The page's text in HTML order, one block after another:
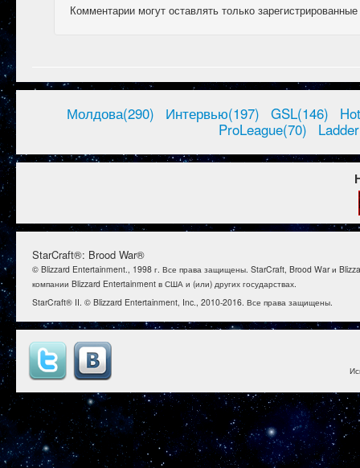
Комментарии могут оставлять только
Молдова(290) Интервью(197) GSL(146)
ProLeague(70)
StarCraft®: Brood War®
© Blizzard Entertainment., 1998 г. Все права защищены. StarCraft, Brood War и
компании Blizzard Entertainment в США и (или) других государствах.
StarCraft® II. © Blizzard Entertainment, Inc., 2010-2016. Все права защищены.